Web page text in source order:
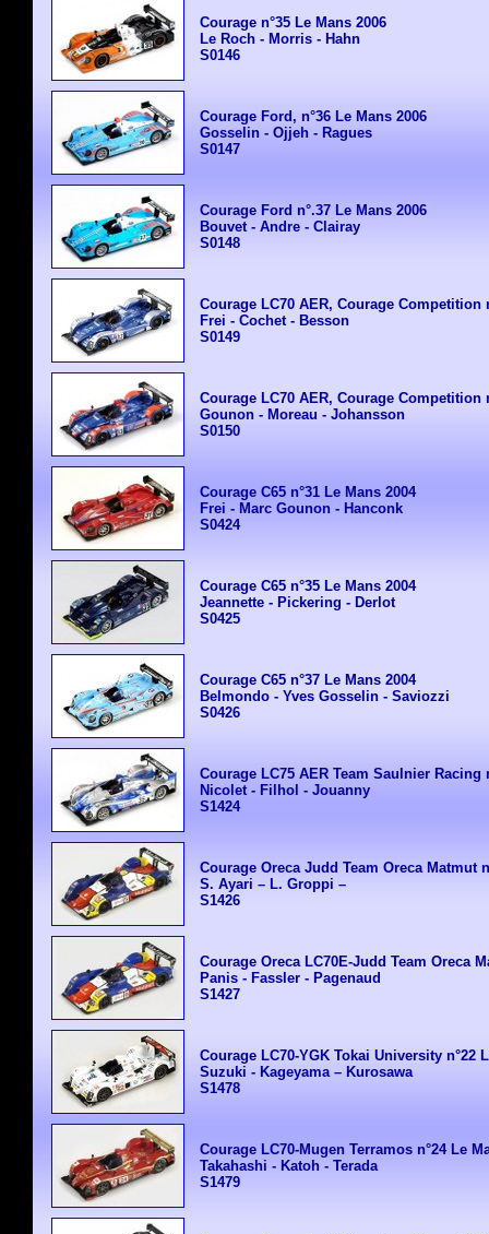
Courage n°35 Le Mans 2006
Le Roch - Morris - Hahn
S0146
Courage Ford, n°36 Le Mans 2006
Gosselin - Ojjeh - Ragues
S0147
Courage Ford n°.37 Le Mans 2006
Bouvet - Andre - Clairay
S0148
Courage LC70 AER, Courage Competition
Frei - Cochet - Besson
S0149
Courage LC70 AER, Courage Competition
Gounon - Moreau - Johansson
S0150
Courage C65 n°31 Le Mans 2004
Frei - Marc Gounon - Hanconk
S0424
Courage C65 n°35 Le Mans 2004
Jeannette - Pickering - Derlot
S0425
Courage C65 n°37 Le Mans 2004
Belmondo - Yves Gosselin - Saviozzi
S0426
Courage LC75 AER Team Saulnier Racing
Nicolet - Filhol - Jouanny
S1424
Courage Oreca Judd Team Oreca Matmut
S. Ayari – L. Groppi –
S1426
Courage Oreca LC70E-Judd Team Oreca
Panis - Fassler - Pagenaud
S1427
Courage LC70-YGK Tokai University n°22
Suzuki - Kageyama – Kurosawa
S1478
Courage LC70-Mugen Terramos n°24 Le
Takahashi - Katoh - Terada
S1479